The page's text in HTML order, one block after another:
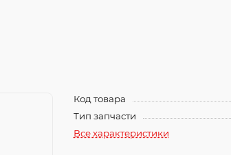
Код товара
Тип запчасти
Все характеристики